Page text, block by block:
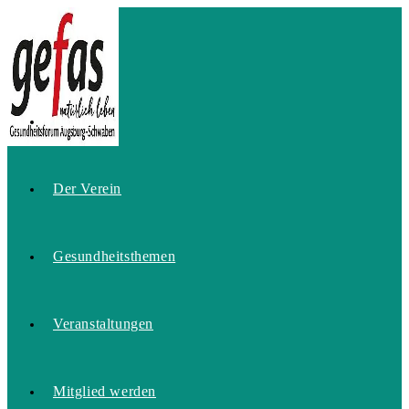
Inhalt
springen
Home
Der Verein
Gesundheitsthemen
Veranstaltungen
Mitglied werden